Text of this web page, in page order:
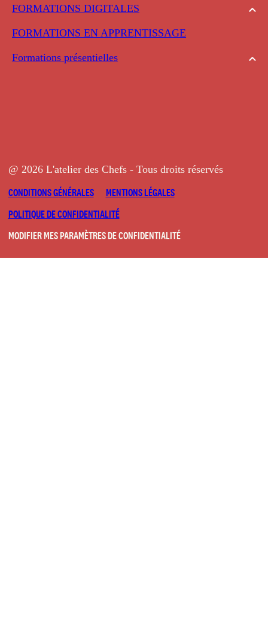
FORMATIONS DIGITALES
FORMATIONS EN APPRENTISSAGE
Formations présentielles
@ 2026 L'atelier des Chefs - Tous droits réservés
CONDITIONS GÉNÉRALES
MENTIONS LÉGALES
POLITIQUE DE CONFIDENTIALITÉ
MODIFIER MES PARAMÈTRES DE CONFIDENTIALITÉ